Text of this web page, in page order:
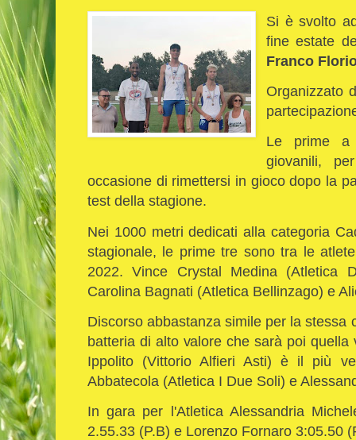
Si è svolto
fine estate
Franco
Organizzato
Le prime a
giovanili,
occasione di rimettersi in gioco dopo la
test della stagione.
Nei 1000 metri dedicati alla categoria
stagionale, le prime tre sono tra le
2022. Vince Crystal Medina (Atletica
Carolina Bagnati (Atletica Bellinzago) e
Discorso abbastanza simile per la stessa
batteria di alto valore che sarà poi
Ippolito (Vittorio Alfieri Asti) è il più
Abbatecola (Atletica I Due Soli) e
In gara per l'Atletica Alessandria
2.55.33 (P.B) e Lorenzo Fornaro 3:05.50